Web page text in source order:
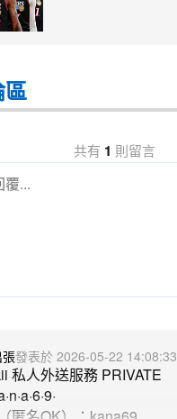
共有 1 則留言
2026-05-22 14:08:33
私人外送服務 PRIVATE